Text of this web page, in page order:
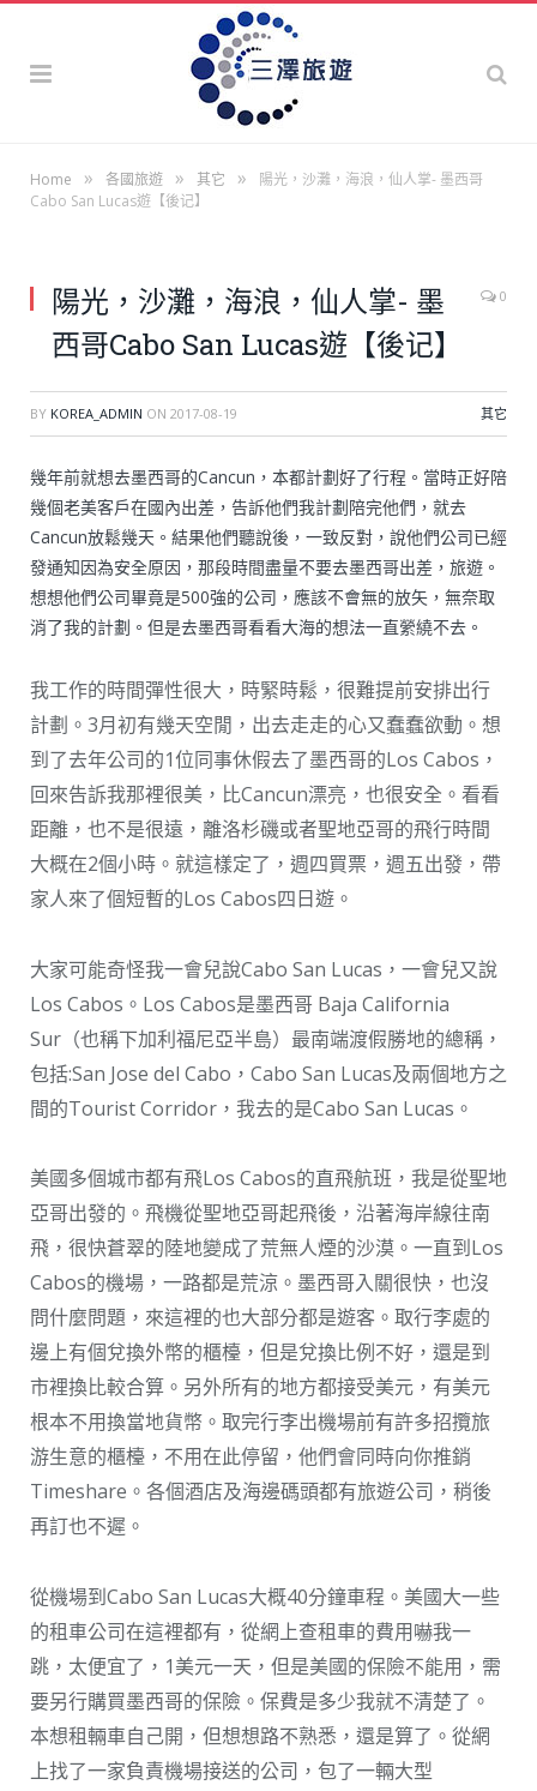
Home » 各國旅遊 » 其它 »
陽光，沙灘，海浪，仙人掌- 墨西哥
Cabo San Lucas遊【後记】
陽光，沙灘，海浪，仙人掌- 墨
西哥Cabo San Lucas遊【後记】
0
BY KOREA_ADMIN ON 2017-08-19 其它
幾年前就想去墨西哥的Cancun，本都計劃好了行程。當時正好陪
幾個老美客戶在國內出差，告訴他們我計劃陪完他們，就去
Cancun放鬆幾天。結果他們聽說後，一致反對，說他們公司已經
發通知因為安全原因，那段時間盡量不要去墨西哥出差，旅遊。
想想他們公司畢竟是500強的公司，應該不會無的放矢，無奈取
消了我的計劃。但是去墨西哥看看大海的想法一直縈繞不去。
我工作的時間彈性很大，時緊時鬆，很難提前安排出行
計劃。3月初有幾天空閒，出去走走的心又蠢蠢欲動。想
到了去年公司的1位同事休假去了墨西哥的Los Cabos，
回來告訴我那裡很美，比Cancun漂亮，也很安全。看看
距離，也不是很遠，離洛杉磯或者聖地亞哥的飛行時間
大概在2個小時。就這樣定了，週四買票，週五出發，帶
家人來了個短暫的Los Cabos四日遊。
大家可能奇怪我一會兒說Cabo San Lucas，一會兒又說
Los Cabos。Los Cabos是墨西哥 Baja California
Sur（也稱下加利福尼亞半島）最南端渡假勝地的總稱，
包括:San Jose del Cabo，Cabo San Lucas及兩個地方之
間的Tourist Corridor，我去的是Cabo San Lucas。
美國多個城市都有飛Los Cabos的直飛航班，我是從聖地
亞哥出發的。飛機從聖地亞哥起飛後，沿著海岸線往南
飛，很快蒼翠的陸地變成了荒無人煙的沙漠。一直到Los
Cabos的機場，一路都是荒涼。墨西哥入關很快，也沒
問什麼問題，來這裡的也大部分都是遊客。取行李處的
邊上有個兌換外幣的櫃檯，但是兌換比例不好，還是到
市裡換比較合算。另外所有的地方都接受美元，有美元
根本不用換當地貨幣。取完行李出機場前有許多招攬旅
游生意的櫃檯，不用在此停留，他們會同時向你推銷
Timeshare。各個酒店及海邊碼頭都有旅遊公司，稍後
再訂也不遲。
從機場到Cabo San Lucas大概40分鐘車程。美國大一些
的租車公司在這裡都有，從網上查租車的費用嚇我一
跳，太便宜了，1美元一天，但是美國的保險不能用，需
要另行購買墨西哥的保險。保費是多少我就不清楚了。
本想租輛車自己開，但想想路不熟悉，還是算了。從網
上找了一家負責機場接送的公司，包了一輛大型